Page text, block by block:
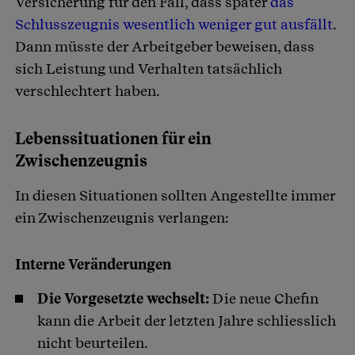
Schlusszeugnis wesentlich weniger gut ausfällt.
Dann müsste der Arbeitgeber beweisen, dass
sich Leistung und Verhalten tatsächlich
verschlechtert haben.
Lebenssituationen für ein
Zwischenzeugnis
In diesen Situationen sollten Angestellte immer
ein Zwischenzeugnis verlangen:
Interne Veränderungen
Die Vorgesetzte wechselt:Die neue Chefin
kann die Arbeit der letzten Jahre schliesslich
nicht beurteilen.